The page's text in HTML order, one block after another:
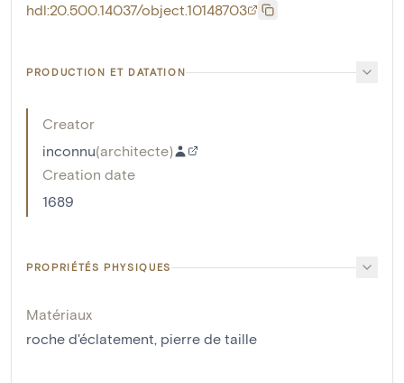
hdl:20.500.14037/object.10148703
PRODUCTION ET DATATION
Creator
inconnu(architecte)
Creation date
1689
PROPRIÉTÉS PHYSIQUES
Matériaux
roche d'éclatement, pierre de taille